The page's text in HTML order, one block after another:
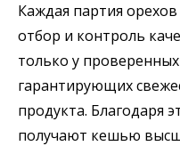
Каждая партия
отбор и контроль
только у
гарантирующих
продукта. Благодаря
получают кешью